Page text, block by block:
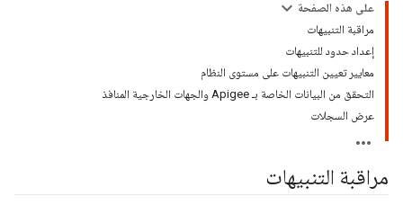
على هذه الصفحة
مراقبة التنبيهات
إعداد حدود للتنبيهات
معايير تعيين التنبيهات على مستوى النظام
التحقق من البيانات الخاصة بـ Apigee والجهات الخارجية المنافذ
عرض السجلات
مراقبة التنبيهات